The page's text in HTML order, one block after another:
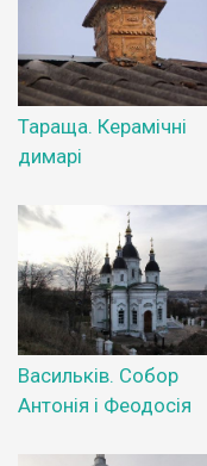
Тараща. Керамічні
димарі
Васильків. Собор
Антонія і Феодосія